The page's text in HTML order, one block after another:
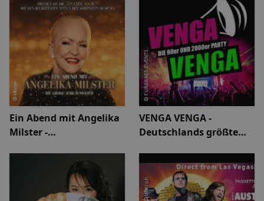
Ein Abend mit Angelika
Milster -
VENGA VENGA -
Deutschlands größte